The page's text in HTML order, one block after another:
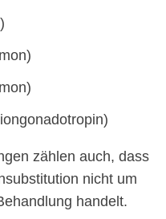
zählen auch, dass
nicht um
handelt.